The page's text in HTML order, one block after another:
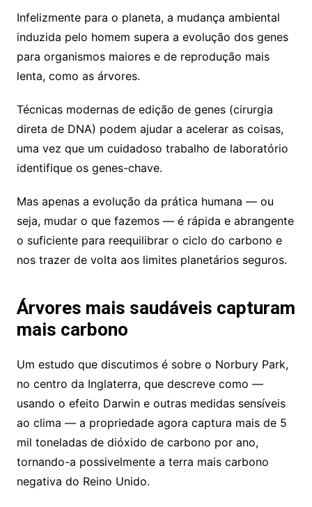
Infelizmente para o planeta, a mudança ambiental
induzida pelo homem supera a evolução dos genes
para organismos maiores e de reprodução mais
lenta, como as árvores.
Técnicas modernas de edição de genes (cirurgia
direta de DNA) podem ajudar a acelerar as coisas,
uma vez que um cuidadoso trabalho de laboratório
identifique os genes-chave.
Mas apenas a evolução da prática humana — ou
seja, mudar o que fazemos — é rápida e abrangente
o suficiente para reequilibrar o ciclo do carbono e
nos trazer de volta aos limites planetários seguros.
Árvores mais saudáveis ​​capturam
mais carbono
Um estudo que discutimos é sobre o Norbury Park,
no centro da Inglaterra, que descreve como —
usando o efeito Darwin e outras medidas sensíveis
ao clima — a propriedade agora captura mais de 5
mil toneladas de dióxido de carbono por ano,
tornando-a possivelmente a terra mais carbono
negativa do Reino Unido.